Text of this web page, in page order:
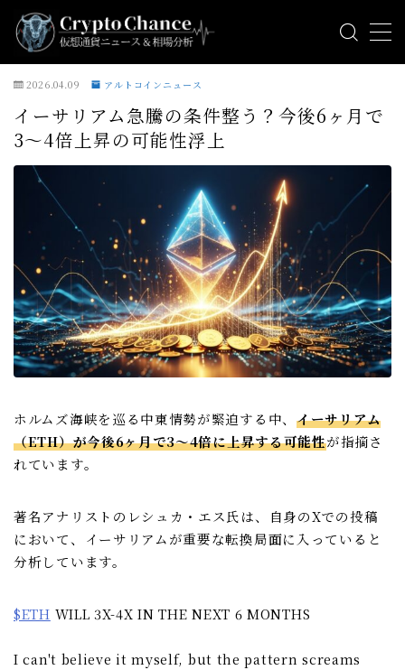
MENU
ビットコインニュース
アルトコインニュース
ミームコインニュース
相場分析
2026.04.09 アルトコインニュース
イーサリアム急騰の条件整う？今後6ヶ月で
3〜4倍上昇の可能性浮上
ホルムズ海峡を巡る中東情勢が緊迫する中、 イーサリアム
（ETH）が今後6ヶ月で3〜4倍に上昇する可能性が指摘さ
れています。
著名アナリストのレシュカ・エス氏は、自身のXでの投稿
において、イーサリアムが重要な転換局面に入っていると
分析しています。
$ETH WILL 3X-4X IN THE NEXT 6 MONTHS
I can't believe it myself, but the pattern screams